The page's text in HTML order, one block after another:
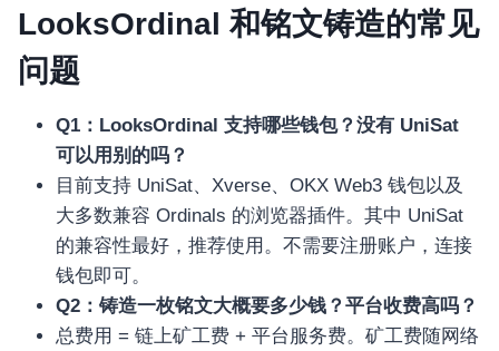
LooksOrdinal 和铭文铸造的常见
问题
Q1：LooksOrdinal 支持哪些钱包？没有 UniSat
可以用别的吗？
目前支持 UniSat、Xverse、OKX Web3 钱包以及
大多数兼容 Ordinals 的浏览器插件。其中 UniSat
的兼容性最好，推荐使用。不需要注册账户，连接
钱包即可。
Q2：铸造一枚铭文大概要多少钱？平台收费高吗？
总费用 = 链上矿工费 + 平台服务费。矿工费随网络